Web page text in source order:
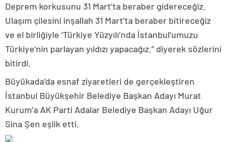
Deprem korkusunu 31 Mart’ta beraber gidereceğiz.
Ulaşım çilesini inşallah 31 Mart’ta beraber bitireceğiz
ve el birliğiyle ‘Türkiye Yüzyılı’nda İstanbul’umuzu
Türkiye’nin parlayan yıldızı yapacağız.” diyerek sözlerini
bitirdi.
Büyükada’da esnaf ziyaretleri de gerçekleştiren
İstanbul Büyükşehir Belediye Başkan Adayı Murat
Kurum’a AK Parti Adalar Belediye Başkan Adayı Uğur
Sina Şen eşlik etti.